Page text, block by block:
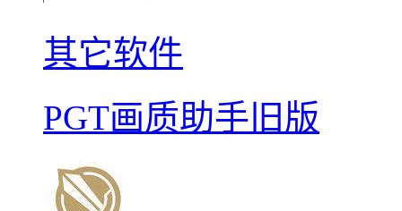
其它软件
PGT画质助手旧版